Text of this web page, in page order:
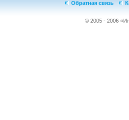
Обратная связь
© 2005 - 2006